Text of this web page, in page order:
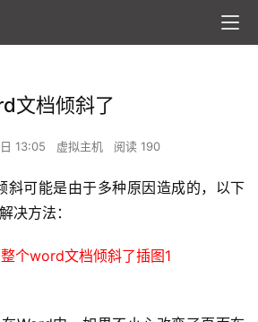
文档倾斜了
13:05 虚拟主机 阅读 190
斜可能是由于多种原因造成的，以下
决方法：